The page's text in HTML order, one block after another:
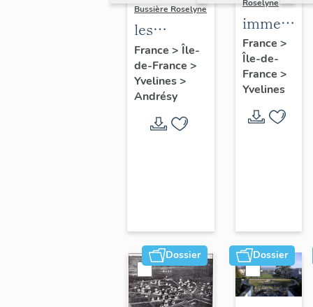
Bussière Roselyne
les
immeubles,
maisons et
fermes du
canton
d'Andrésy
France > Île-
de-France >
Yvelines>
Andrésy
Roselyne
maisons,
fermes
France >
Île-de-
France >
Yvelines
Dossier Dossier